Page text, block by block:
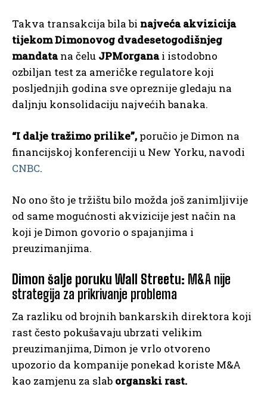
Takva transakcija bila bi najveća akvizicija
tijekom Dimonovog dvadesetogodišnjeg
mandatana čelu JPMorganai istodobno
ozbiljan test za američke regulatore koji
posljednjih godina sve opreznije gledaju na
daljnju konsolidaciju najvećih banaka.
“I dalje tražimo prilike”, poručio je Dimon na
financijskoj konferenciji u New Yorku, navodi
CNBC.
No ono što je tržištu bilo možda još zanimljivije
od same mogućnosti akvizicije jest način na
koji je Dimon govorio o spajanjima i
preuzimanjima.
Dimon šalje poruku Wall Streetu: M&A nije
strategija za prikrivanje problema
Za razliku od brojnih bankarskih direktora koji
rast često pokušavaju ubrzati velikim
preuzimanjima, Dimon je vrlo otvoreno
upozorio da kompanije ponekad koriste M&A
kao zamjenu za slab organski rast.